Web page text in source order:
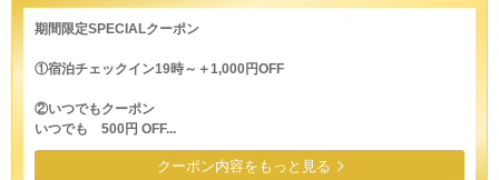
期間限定SPECIALクーポン
①宿泊チェックイン19時～＋1,000円OFF
②いつでもクーポン
いつでも 500円 OFF...
クーポン内容をもっと見る